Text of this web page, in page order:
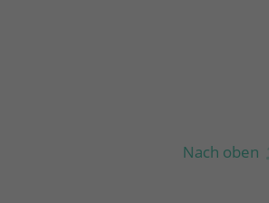
Nach oben